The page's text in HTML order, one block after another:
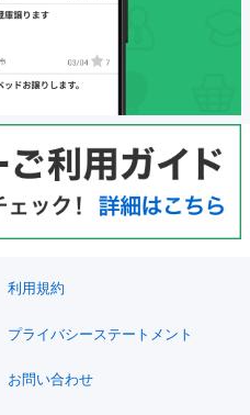
利用規約
プライバシーステートメント
お問い合わせ